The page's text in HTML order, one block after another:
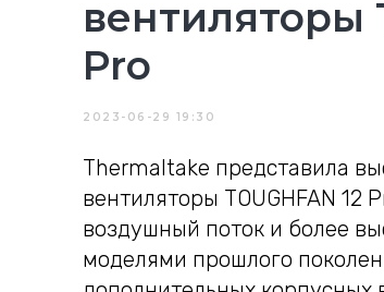
вентиляторы
Pro
2023-06-29 19:30
Thermaltake представила
вентиляторы TOUGHFAN
воздушный поток и более
моделями прошлого